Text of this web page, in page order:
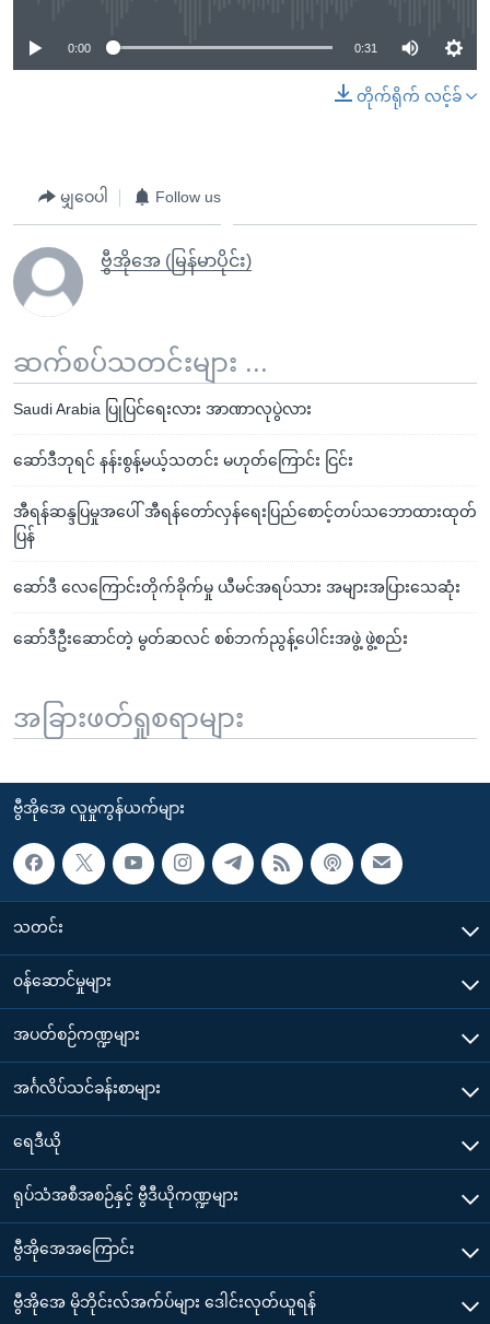
0:00 0:31
တိုက်ရိုက် လင့်ခ်
မျှဝေပါ Follow us
ဗွီအိုအေ (မြန်မာပိုင်း)
ဆက်စပ်သတင်းများ ...
Saudi Arabia ပြုပြင်ရေးလား အာဏာလုပွဲလား
ဆော်ဒီဘုရင် နန်းစွန့်မယ့်သတင်း မဟုတ်ကြောင်း ငြင်း
အီရန်ဆန္ဒပြမှုအပေါ် အီရန်တော်လှန်ရေးပြည်စောင့်တပ်သဘောထားထုတ်
ပြန်
ဆော်ဒီ လေကြောင်းတိုက်ခိုက်မှု ယီမင်အရပ်သား အများအပြားသေဆုံး
ဆော်ဒီဦးဆောင်တဲ့ မွတ်ဆလင် စစ်ဘက်ညွန့်ပေါင်းအဖွဲ့ ဖွဲ့စည်း
အခြားဖတ်ရှုစရာများ
ဗွီအိုအေ လူမှုကွန်ယက်များ
သတင်း
၀န်ဆောင်မှုများ
အပတ်စဉ်ကဏ္ဍများ
အင်္ဂလိပ်သင်ခန်းစာများ
ရေဒီယို
ရုပ်သံအစီအစဉ်နှင့် ဗွီဒီယိုကဏ္ဍများ
ဗွီအိုအေအကြောင်း
ဗွီအိုအေ မိုဘိုင်းလ်အက်ပ်များ ဒေါင်းလုတ်ယူရန်